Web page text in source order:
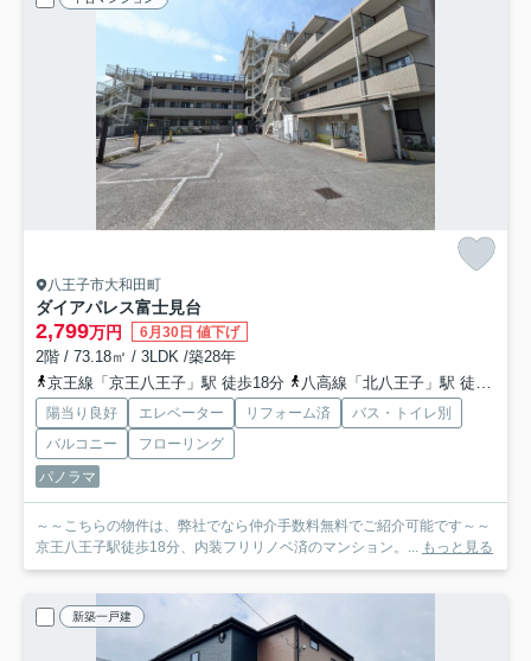
八王子市大和田町
ダイアパレス富士見台
2,799万円 6月30日 値下げ
2階 / 73.18㎡ / 3LDK /築28年
京王線「京王八王子」駅 徒歩18分
八高線「北八王子」駅 徒歩18分
陽当り良好 エレベーター リフォーム済
バス・トイレ別
バルコニー
フローリング
パノラマ
～～こちらの物件は、弊社でなら仲介手数料無料でご紹介可能です～～
京王八王子駅徒歩18分、内装フリリノベ済のマンション。... もっと見る
新築一戸建